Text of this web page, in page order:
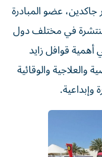
جاكدين، عضو المبادرة
في مختلف دول
أهمية قوافل زايد
والوقائية
وإبداعية.